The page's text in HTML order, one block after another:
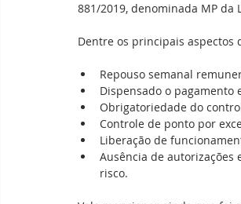
881/2019, denominada MP da
Dentre os principais aspectos
Repouso semanal
Dispensado o pagamento
Obrigatoriedade do
Controle de ponto por
Liberação de
Ausência de autorizações
risco.